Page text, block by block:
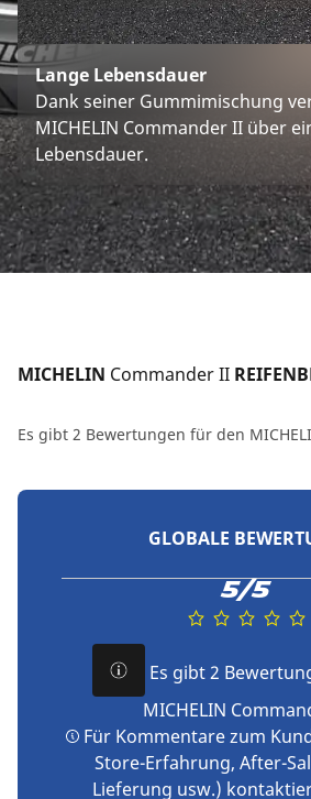
Lange Lebensdauer
Dank seiner Gummimischung
MICHELIN Commander II über
Lebensdauer.
MICHELIN Commander II
Es gibt 2 Bewertungen für den
GLOBALE
5/5
Es gibt 2
MICHELIN
Für Kommentare zum
Store-Erfahrung, After-
Lieferung usw.)